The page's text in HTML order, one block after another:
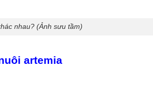
nhau? (Ảnh sưu tầm)
artemia